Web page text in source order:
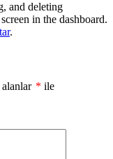
and deleting
in the dashboard.
.
* ile